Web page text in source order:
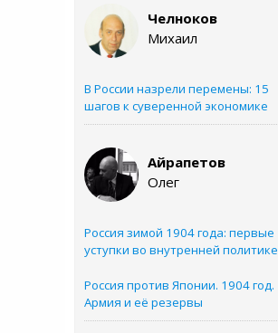
Челноков
Михаил
В России назрели перемены: 15
шагов к суверенной экономике
Айрапетов
Олег
Россия зимой 1904 года: первые
уступки во внутренней политике
Россия против Японии. 1904 год.
Армия и её резервы